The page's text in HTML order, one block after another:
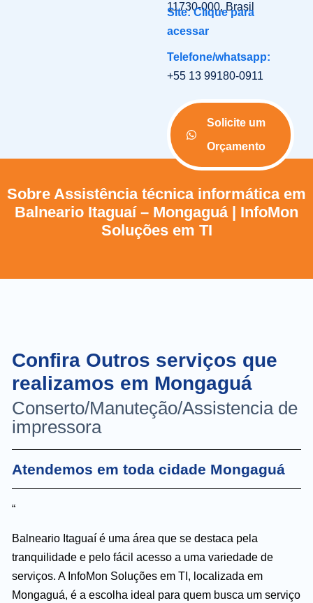
11730-000, Brasil
Site: Clique para
acessar
Telefone/whatsapp:
+55 13 99180-0911
Solicite um
Orçamento
Sobre Assistência técnica informática em
Balneario Itaguaí – Mongaguá | InfoMon
Soluções em TI
Confira Outros serviços que
realizamos em Mongaguá
Conserto/Manuteção/Assistencia de
impressora
Atendemos em toda cidade Mongaguá
“
Balneario Itaguaí é uma área que se destaca pela
tranquilidade e pelo fácil acesso a uma variedade de
serviços. A InfoMon Soluções em TI, localizada em
Mongaguá, é a escolha ideal para quem busca um serviço